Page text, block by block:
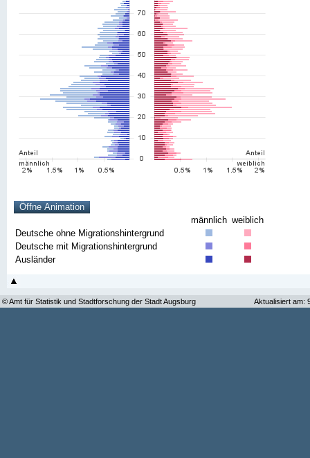
männlich weiblich
Deutsche ohne Migrationshintergrund
Deutsche mit Migrationshintergrund
Ausländer
© Amt für Statistik und Stadtforschung der Stadt Augsburg Aktualisiert am: